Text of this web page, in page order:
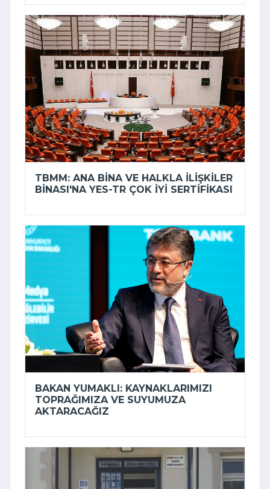
TBMM: ANA BINA VE HALKLA İLIŞKILER
BINASI'NA YES-TR ÇOK İYI SERTIFIKASI
BAKAN YUMAKLI: KAYNAKLARIMIZI
TOPRAĞIMIZA VE SUYUMUZA
AKTARACAĞIZ